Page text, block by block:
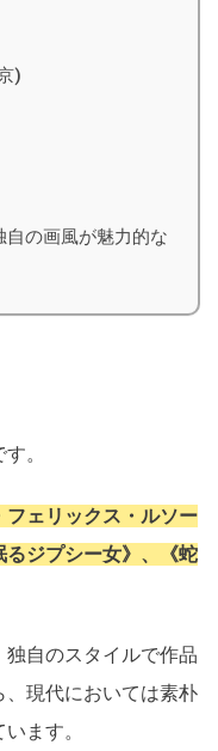
)
自の画風が魅力的な
。
ェリックス・ルソー
ジプシー女》、《蛇
自のスタイルで作品
現代においては素朴
ます。